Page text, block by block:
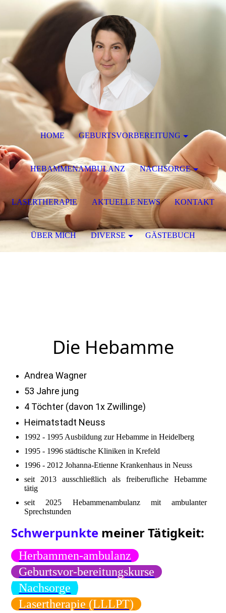
Die Hebamme
Andrea Wagner
53 Jahre jung
4 Töchter (davon 1x Zwillinge)
Heimatstadt Neuss
1992 - 1995 Ausbildung zur Hebamme in Heidelberg
1995 - 1996 städtische Kliniken in Krefeld
1996 - 2012 Johanna-Etienne Krankenhaus in Neuss
seit 2013 ausschließlich als freiberufliche Hebamme
tätig
seit 2025 Hebammenambulanz mit ambulanter
Sprechstunden
Schwerpunkte meiner Tätigkeit:
Herbammen-ambulanz
Geburtsvor-bereitungskurse
Nachsorge
Lasertherapie (LLLPT)
HOME GEBURTSVORBEREITUNG
HEBAMMENAMBULANZ NACHSORGE
LASERTHERAPIE AKTUELLE NEWS KONTAKT
ÜBER MICH DIVERSE GÄSTEBUCH